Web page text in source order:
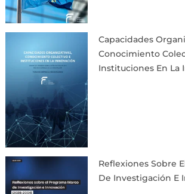
Capacidades
Conocimiento
Instituciones En La
Reflexiones Sobre
De Investigación E